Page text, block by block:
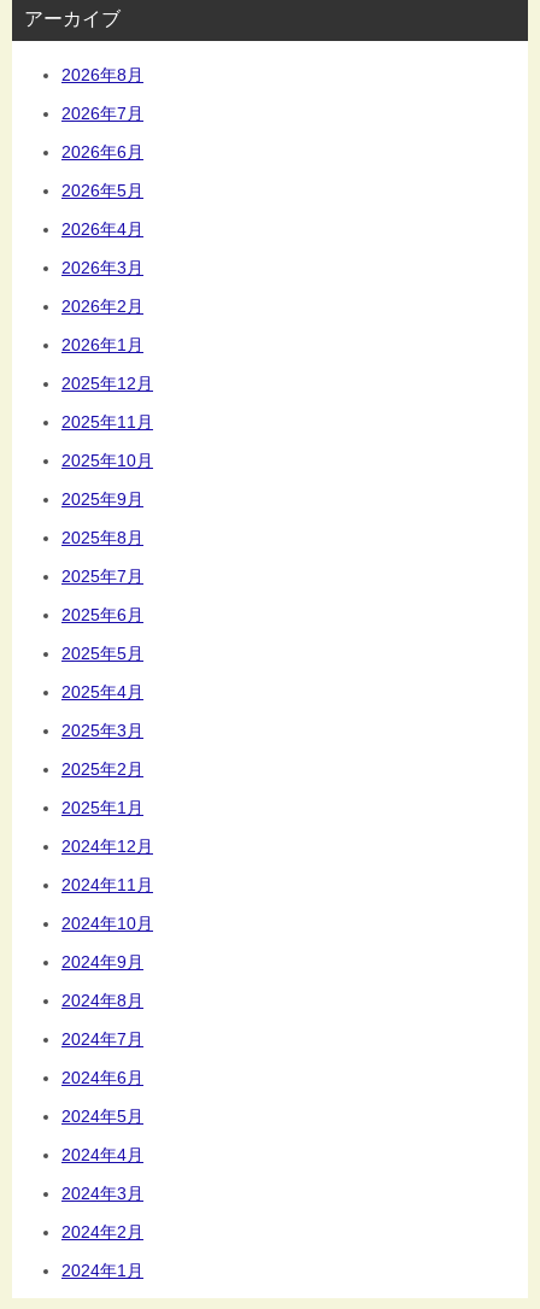
アーカイブ
2026年8月
2026年7月
2026年6月
2026年5月
2026年4月
2026年3月
2026年2月
2026年1月
2025年12月
2025年11月
2025年10月
2025年9月
2025年8月
2025年7月
2025年6月
2025年5月
2025年4月
2025年3月
2025年2月
2025年1月
2024年12月
2024年11月
2024年10月
2024年9月
2024年8月
2024年7月
2024年6月
2024年5月
2024年4月
2024年3月
2024年2月
2024年1月